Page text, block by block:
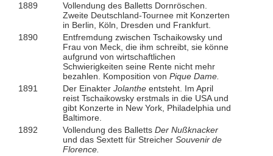
1889
Vollendung des Balletts Dornröschen.
Zweite Deutschland-Tournee mit Konzerten
in Berlin, Köln, Dresden und Frankfurt.
1890
Entfremdung zwischen Tschaikowsky und
Frau von Meck, die ihm schreibt, sie könne
aufgrund von wirtschaftlichen
Schwierigkeiten seine Rente nicht mehr
bezahlen. Komposition von Pique Dame.
1891
Der Einakter Jolanthe entsteht. Im April
reist Tschaikowsky erstmals in die USA und
gibt Konzerte in New York, Philadelphia und
Baltimore.
1892
Vollendung des Balletts Der Nußknacker
und das Sextett für Streicher Souvenir de
Florence.